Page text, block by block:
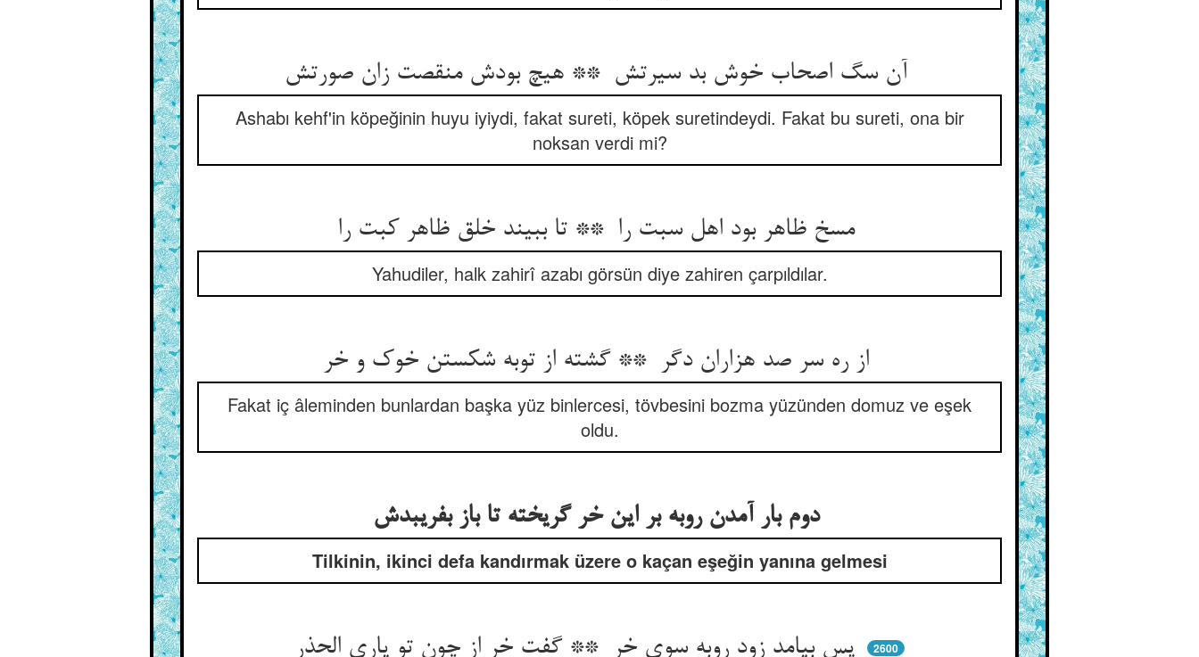
Ashabı kehf'in köpeğinin huyu iyiydi, fakat sureti, köpek suretindeydi. Fakat bu sureti, ona bir
noksan verdi mi?
مسخ ظاهر بود اهل سبت را ** تا ببیند خلق ظاهر کبت را
Yahudiler, halk zahirî azabı görsün diye zahiren çarpıldılar.
Fakat iç âleminden bunlardan başka yüz binlercesi, tövbesini bozma yüzünden domuz ve eşek
oldu.
دوم بار آمدن روبه بر این خر گریخته تا باز بفریبدش
Tilkinin, ikinci defa kandırmak üzere o kaçan eşeğin yanına gelmesi
2600